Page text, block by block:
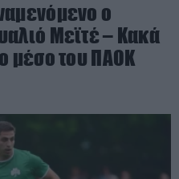
ο
Μεϊτέ – Kακά
μέσο του ΠΑΟΚ